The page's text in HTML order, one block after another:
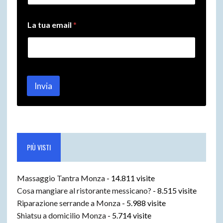
a
t
u
La tua email *
Invia
PIÙ VISTI
Massaggio Tantra Monza- 14.811 visite
Cosa mangiare al ristorante messicano? - 8.515 visite
Riparazione serrande a Monza- 5.988 visite
Shiatsu a domicilio Monza- 5.714 visite